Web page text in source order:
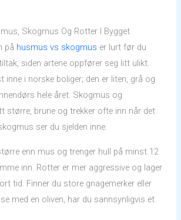
Skogmus Og Rotter I Bygget
på husmus vs skogmus er lurt før du
siden artene oppfører seg litt ulikt.
inne i norske boliger; den er liten, grå og
hele året. Skogmus og
større, brune og trekker ofte inn når det
ser du sjelden inne.
enn mus og trenger hull på minst 12
inn. Rotter er mer aggressive og lager
tid. Finner du store gnagemerker eller
med en oliven, har du sannsynligvis et